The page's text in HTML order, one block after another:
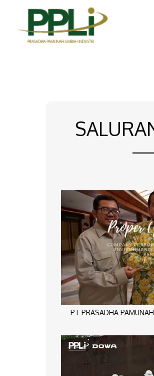
konten
PT PRASADHA